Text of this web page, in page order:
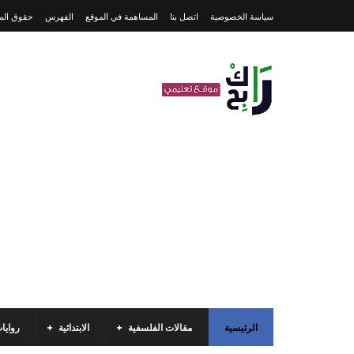
سياسة الخصوصية اتصل بنا المساهمة في الموقع الفهرس حقوق
الرئيسية مقالات الفلسفية الابتدائية